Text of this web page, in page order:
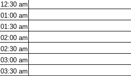
12:30 am
01:00 am
01:30 am
02:00 am
02:30 am
03:00 am
03:30 am